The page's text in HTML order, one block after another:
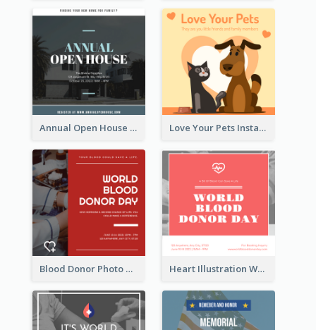
Annual Open House Instagram Post Love Your Pets Instagram Post
Blood Donor Photo World Blood Donor Day Instagram Post Heart Illustration World Blood Donor Day Instagram Post